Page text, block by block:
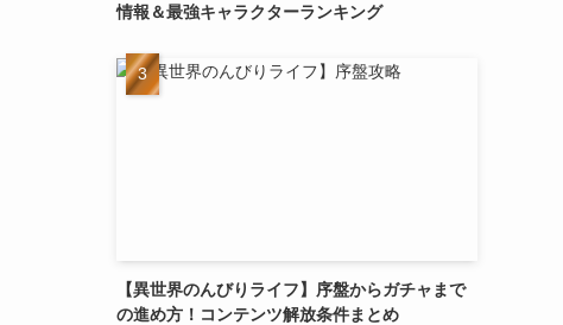
情報＆最強キャラクターランキング
【異世界のんびりライフ】序盤からガチャまで
の進め方！コンテンツ解放条件まとめ